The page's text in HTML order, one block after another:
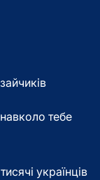
тебе
українців